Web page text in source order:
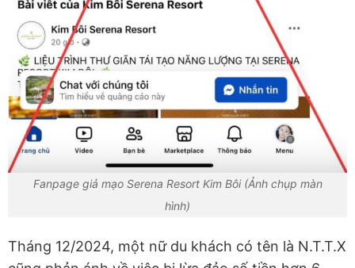
Fanpage giả mạo Serena Resort Kim Bôi (Ảnh chụp màn
hình)
Tháng 12/2024, một nữ du khách có tên là N.T.T.X